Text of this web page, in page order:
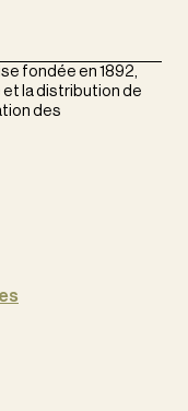
fondée en 1892,
et la distribution de
des